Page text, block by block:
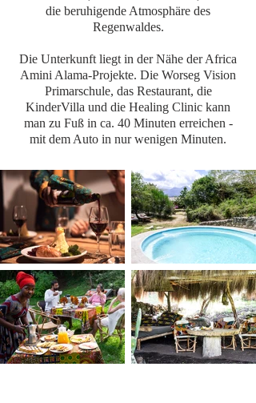
die beruhigende Atmosphäre des
Regenwaldes.
Die Unterkunft liegt in der Nähe der Africa
Amini Alama-Projekte. Die Worseg Vision
Primarschule, das Restaurant, die
KinderVilla und die Healing Clinic kann
man zu Fuß in ca. 40 Minuten erreichen -
mit dem Auto in nur wenigen Minuten.